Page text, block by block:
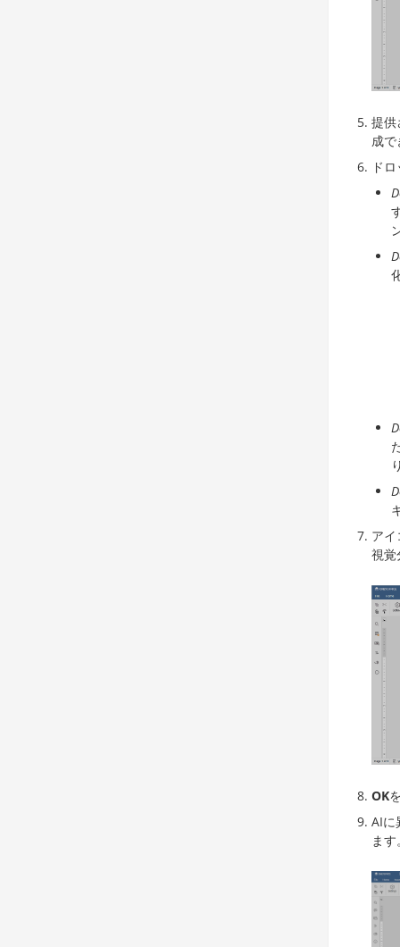
提供
成
ド
ア
視覚
OK
AIに
ま